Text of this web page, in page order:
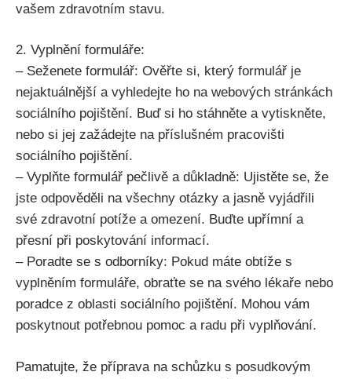
vašem zdravotním stavu.
2. Vyplnění formuláře:
– Seženete formulář: Ověřte si, který formulář je
nejaktuálnější a vyhledejte ho na webových stránkách
sociálního pojištění. Buď si ho stáhněte a vytiskněte,
nebo si jej zažádejte na příslušném pracovišti
sociálního pojištění.
– Vyplňte formulář pečlivě a důkladně: Ujistěte se, že
jste odpověděli na všechny otázky a jasně vyjádřili
své zdravotní potíže a omezení. Buďte upřímní a
přesní při poskytování informací.
– Poradte se s odborníky: Pokud máte obtíže s
vyplněním formuláře, obraťte se na svého lékaře nebo
poradce z oblasti sociálního pojištění. Mohou vám
poskytnout potřebnou pomoc a radu při vyplňování.
Pamatujte, že příprava na schůzku s posudkovým